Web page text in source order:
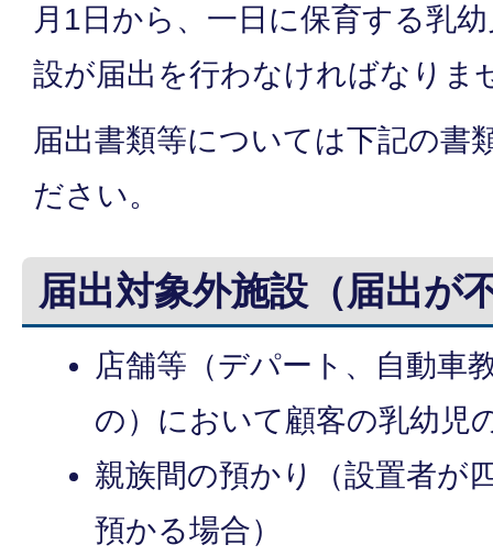
月1日から、一日に保育する乳
設が届出を行わなければなりま
届出書類等については下記の書
ださい。
届出対象外施設（届出が
店舗等（デパート、自動車
の）において顧客の乳幼児
親族間の預かり（設置者が
預かる場合）